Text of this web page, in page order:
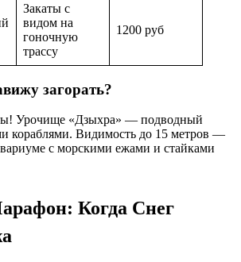
Закаты с
видом на
гоночную
трассу
1200 руб
загорать?
Урочище «Дзыхра» — подводный
кораблями. Видимость до 15 метров —
с морскими ежами и стайками
Когда Снег